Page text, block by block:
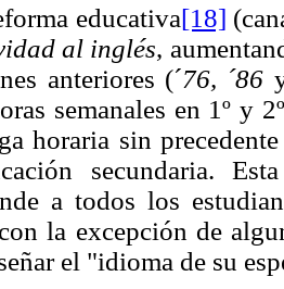
educativa[18]
al inglés,
anteriores (´76, ´86
semanales en 1º y
horaria sin
secundaria.
a todos los
la excepción de
el "idioma de su